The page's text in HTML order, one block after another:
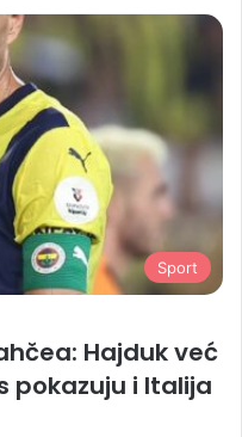
Sport
Hajduk već
pokazuju i Italija